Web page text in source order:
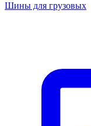
Шины для грузовых